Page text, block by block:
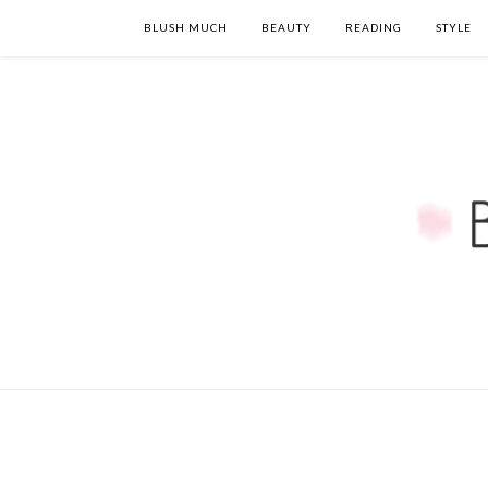
BLUSH MUCH BEAUTY READING STYLE